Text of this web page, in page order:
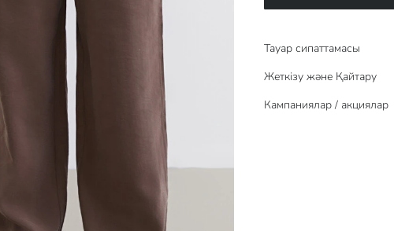
Тауар сипаттамасы​​​​​
Жеткізу және Қайтару
Кампаниялар / акциялар